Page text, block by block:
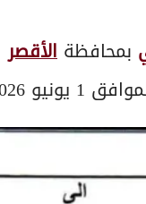
بمحافظة الأقصر
2026.